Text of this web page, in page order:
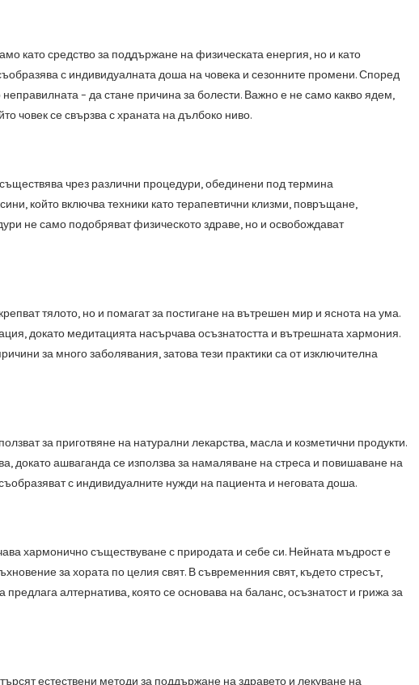
като средство за поддържане на физическата енергия, но и като
с индивидуалната доша на човека и сезонните промени. Според
– да стане причина за болести. Важно е не само какво ядем,
човек се свързва с храната на дълбоко ниво.
чрез различни процедури, обединени под термина
който включва техники като терапевтични клизми, повръщане,
не само подобряват физическото здраве, но и освобождават
тялото, но и помагат за постигане на вътрешен мир и яснота на ума.
докато медитацията насърчава осъзнатостта и вътрешната хармония.
за много заболявания, затова тези практики са от изключителна
за приготвяне на натурални лекарства, масла и козметични продукти.
докато ашваганда се използва за намаляване на стреса и повишаване на
с индивидуалните нужди на пациента и неговата доша.
хармонично съществуване с природата и себе си. Нейната мъдрост е
за хората по целия свят. В съвременния свят, където стресът,
алтернатива, която се основава на баланс, осъзнатост и грижа за
естествени методи за поддържане на здравето и лекуване на